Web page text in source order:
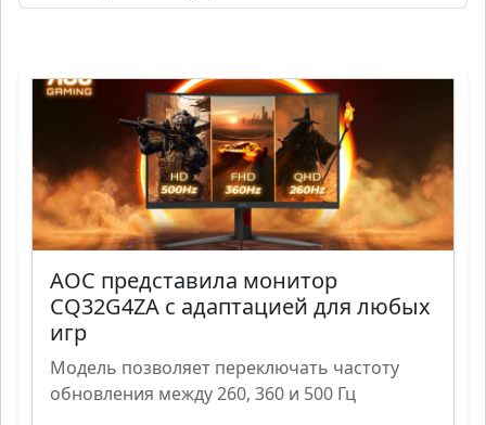
AOC представила монитор
CQ32G4ZA с адаптацией для любых
игр
Модель позволяет переключать частоту
обновления между 260, 360 и 500 Гц